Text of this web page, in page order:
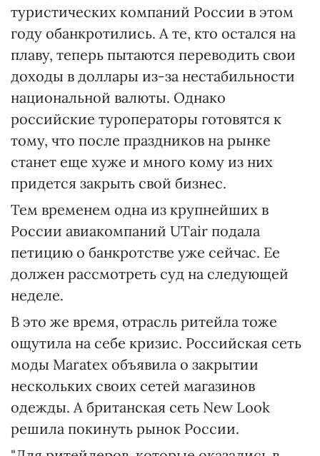
туристических компаний России в этом
году обанкротились. А те, кто остался на
плаву, теперь пытаются переводить свои
доходы в доллары из-за нестабильности
национальной валюты. Однако
российские туроператоры готовятся к
тому, что после праздников на рынке
станет еще хуже и много кому из них
придется закрыть свой бизнес.
Тем временем одна из крупнейших в
России авиакомпаний UTair подала
петицию о банкротстве уже сейчас. Ее
должен рассмотреть суд на следующей
неделе.
В это же время, отрасль ритейла тоже
ощутила на себе кризис. Российская сеть
моды Maratex объявила о закрытии
нескольких своих сетей магазинов
одежды. А британская сеть New Look
решила покинуть рынок России.